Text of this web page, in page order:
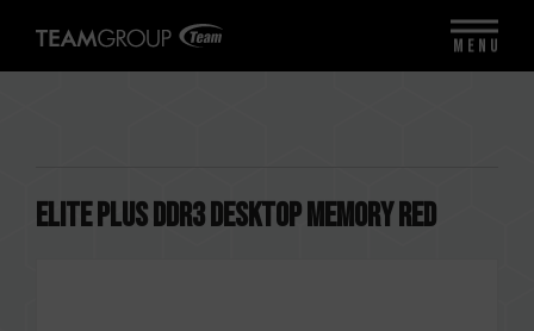
ELITE PLUS DDR3 DESKTOP MEMORY RED
MENU